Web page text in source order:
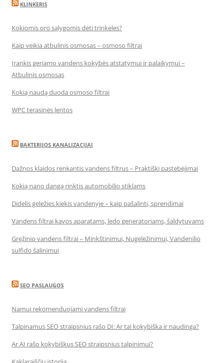
KLINKERIS
Kokiomis oro sąlygomis dėti trinkeles?
Kaip veikia atbulinis osmosas – osmoso filtrai
Įrankis geriamo vandens kokybės atstatymui ir palaikymui –
Atbulinis osmosas
Kokią naudą duoda osmoso filtrai
WPC terasinės lentos
BAKTERIJOS KANALIZACIJAI
Dažnos klaidos renkantis vandens filtrus – Praktiški pastebėjimai
Kokią nano dangą rinktis automobilio stiklams
Didelis geležies kiekis vandenyje – kaip pašalinti, sprendimai
Vandens filtrai kavos aparatams, ledo generatoriams, šaldytuvams
Gręžinio vandens filtrai – Minkštinimui, Nugeležinimui, Vandenilio
sulfido šalinimui
SEO PASLAUGOS
Namui rekomenduojami vandens filtrai
Talpinamus SEO straipsnius rašo DI: Ar tai kokybiška ir naudinga?
Ar AI rašo kokybiškus SEO straipsnius talpinimui?